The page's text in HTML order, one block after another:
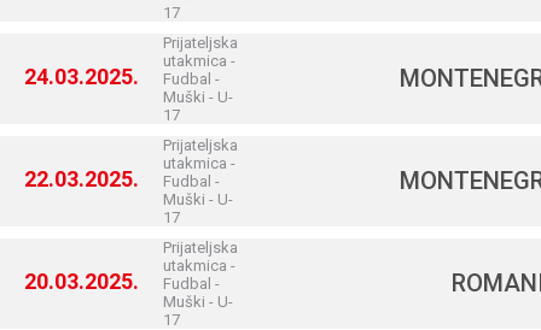
17
24.03.2025.
Prijateljska
utakmica -
Fudbal -
Muški - U-
17
22.03.2025.
Prijateljska
utakmica -
Fudbal -
Muški - U-
17
20.03.2025.
Prijateljska
utakmica -
Fudbal -
Muški - U-
17